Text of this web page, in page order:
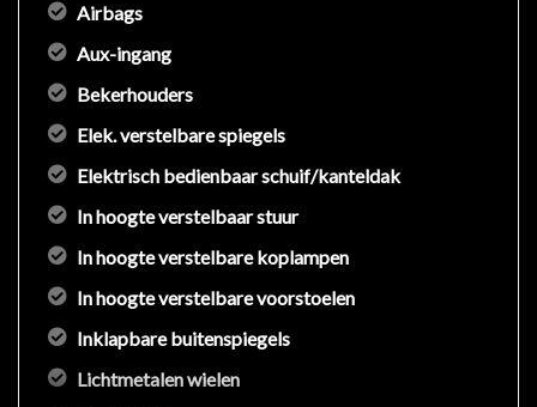
Airbags
Aux-ingang
Bekerhouders
Elek. verstelbare spiegels
Elektrisch bedienbaar schuif/kanteldak
In hoogte verstelbaar stuur
In hoogte verstelbare koplampen
In hoogte verstelbare voorstoelen
Inklapbare buitenspiegels
Lichtmetalen wielen